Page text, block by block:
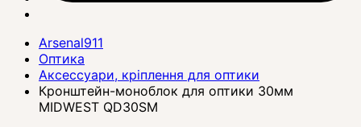
Arsenal911
Оптика
Аксессуари, кріплення для оптики
Кронштейн-моноблок для оптики 30мм
MIDWEST QD30SM